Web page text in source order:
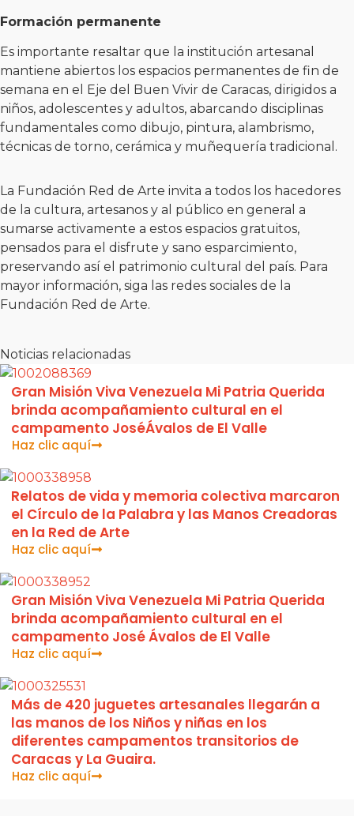
Formación permanente
Es importante resaltar que la institución artesanal
mantiene abiertos los espacios permanentes de fin de
semana en el Eje del Buen Vivir de Caracas, dirigidos a
niños, adolescentes y adultos, abarcando disciplinas
fundamentales como dibujo, pintura, alambrismo,
técnicas de torno, cerámica y muñequería tradicional.
La Fundación Red de Arte invita a todos los hacedores
de la cultura, artesanos y al público en general a
sumarse activamente a estos espacios gratuitos,
pensados para el disfrute y sano esparcimiento,
preservando así el patrimonio cultural del país. Para
mayor información, siga las redes sociales de la
Fundación Red de Arte.
Noticias relacionadas
Gran Misión Viva Venezuela Mi Patria Querida
brinda acompañamiento cultural en el
campamento JoséÁvalos de El Valle
Haz clic aquí
Relatos de vida y memoria colectiva marcaron
el Círculo de la Palabra y las Manos Creadoras
en la Red de Arte
Haz clic aquí
Gran Misión Viva Venezuela Mi Patria Querida
brinda acompañamiento cultural en el
campamento José Ávalos de El Valle
Haz clic aquí
Más de 420 juguetes artesanales llegarán a
las manos de los Niños y niñas en los
diferentes campamentos transitorios de
Caracas y La Guaira.
Haz clic aquí